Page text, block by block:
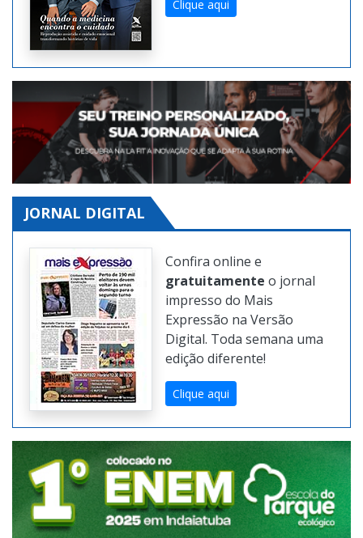
Clique aqui
JORNAL DIGITAL
Confira online e
gratuitamenteo jornal
impresso do Mais
Expressão na Versão
Digital. Toda semana uma
edição diferente!
Clique aqui